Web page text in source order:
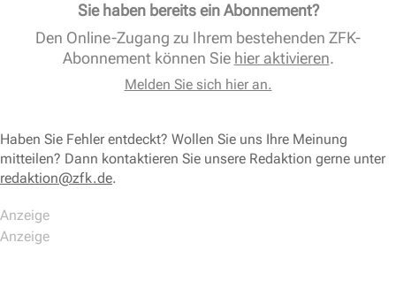
Sie haben bereits ein Abonnement?
Den Online-Zugang zu Ihrem bestehenden ZFK-
Abonnement können Sie hier aktivieren.
Melden Sie sich hier an.
Haben Sie Fehler entdeckt? Wollen Sie uns Ihre Meinung
mitteilen? Dann kontaktieren Sie unsere Redaktion gerne unter
redaktion@zfk.de.